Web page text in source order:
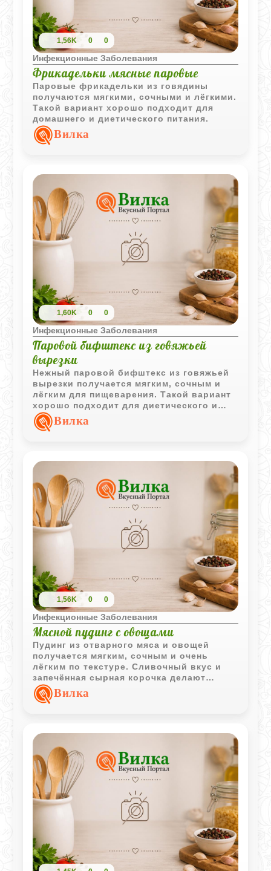
1,56K 0 0
Инфекционные Заболевания
Фрикадельки мясные паровые
Паровые фрикадельки из говядины
получаются мягкими, сочными и лёгкими.
Такой вариант хорошо подходит для
домашнего и диетического питания.
Вилка
1,60K 0 0
Инфекционные Заболевания
Паровой бифштекс из говяжьей
вырезки
Нежный паровой бифштекс из говяжьей
вырезки получается мягким, сочным и
лёгким для пищеварения. Такой вариант
хорошо подходит для диетического и
щадящего питания без лишнего жира и
обжаривания.
Вилка
1,56K 0 0
Инфекционные Заболевания
Мясной пудинг с овощами
Пудинг из отварного мяса и овощей
получается мягким, сочным и очень
лёгким по текстуре. Сливочный вкус и
запечённая сырная корочка делают
блюдо особенно домашним и уютным.
Вилка